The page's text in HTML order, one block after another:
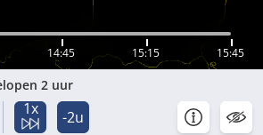
14:45 15:15 15:45
2 uur
1x -2u